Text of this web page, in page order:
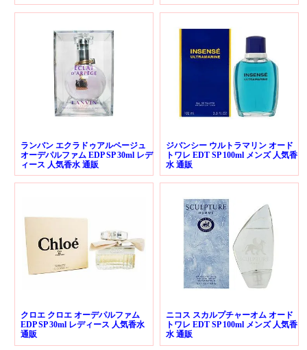
ランバン エクラドゥアルページュ
オーデパルファム EDP SP 30ml レデ
ィース 人気香水 通販
ジバンシー ウルトラマリン オード
トワレ EDT SP 100ml メンズ 人気香
水 通販
クロエ クロエ オーデパルファム
EDP SP 30ml レディース 人気香水
通販
ニコス スカルプチャーオム オード
トワレ EDT SP 100ml メンズ 人気香
水 通販